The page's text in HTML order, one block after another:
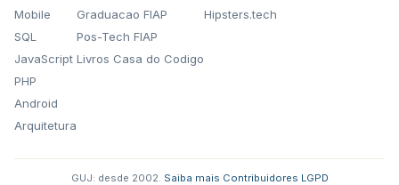
Mobile
SQL
JavaScript
PHP
Android
Arquitetura
Graduacao FIAP
Pos-Tech FIAP
Livros Casa do Codigo
Hipsters.tech
GUJ: desde 2002. Saiba mais Contribuidores LGPD